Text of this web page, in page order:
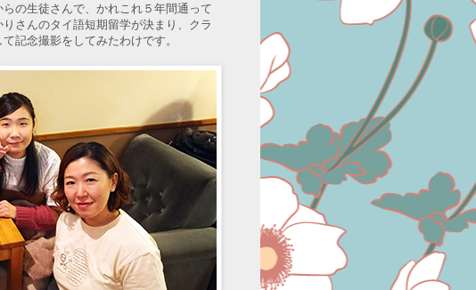
の生徒さんで、かれこれ５年間通って
さんのタイ語短期留学が決まり、クラ
記念撮影をしてみたわけです。